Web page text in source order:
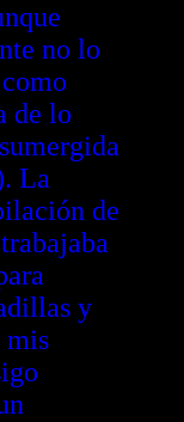
no lo
de lo
La
de
y
mis